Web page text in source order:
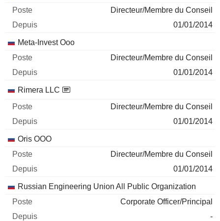
Directeur/Membre du Conseil
01/01/2014
Meta-Invest Ooo
Directeur/Membre du Conseil
01/01/2014
Rimera LLC
Directeur/Membre du Conseil
01/01/2014
Oris OOO
Directeur/Membre du Conseil
01/01/2014
Russian Engineering Union All Public Organization
Corporate Officer/Principal
-